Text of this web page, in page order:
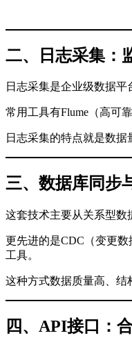
二、日志采集：
日志采集是企业级数据平
常用工具有Flume（高可
日志采集的特点就是数
三、数据库同步
这套技术主要从关系型数
更先进的是CDC（变更数
工具。
这种方式数据质量高、结
四、API接口：